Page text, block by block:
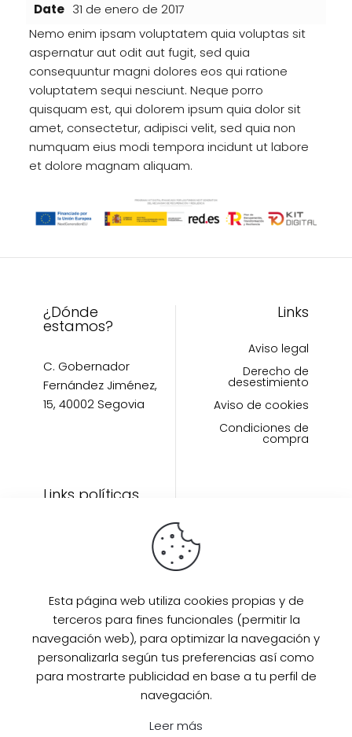
Date 31 de enero de 2017
Nemo enim ipsam voluptatem quia voluptas sit
aspernatur aut odit aut fugit, sed quia
consequuntur magni dolores eos qui ratione
voluptatem sequi nesciunt. Neque porro
quisquam est, qui dolorem ipsum quia dolor sit
amet, consectetur, adipisci velit, sed quia non
numquam eius modi tempora incidunt ut labore
et dolore magnam aliquam.
¿Dónde
estamos?
C. Gobernador
Fernández Jiménez,
15, 40002 Segovia
Links
Aviso legal
Derecho de
desestimiento
Aviso de cookies
Condiciones de
compra
Links políticas
Inicio
Artículos
Eventos
SUPER PROMO
Sobre mi
Contacto
Esta página web utiliza cookies propias y de
terceros para fines funcionales (permitir la
navegación web), para optimizar la navegación y
personalizarla según tus preferencias así como
para mostrarte publicidad en base a tu perfil de
navegación.
Leer más